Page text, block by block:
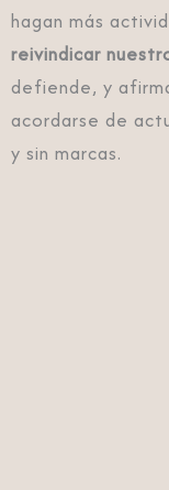
hagan más
reivindicar
defiende, y
acordarse de
y sin marcas.